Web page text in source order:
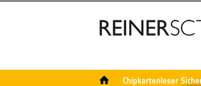
Chipkartenleser